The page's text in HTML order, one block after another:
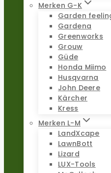
Merken G-K
Garden
Gardena
Greenworks
Grouw
Güde
Honda Miimo
Husqvarna
John Deere
Kärcher
Kress
Merken L-M
LandXcape
LawnBott
Lizard
LUX-Tools